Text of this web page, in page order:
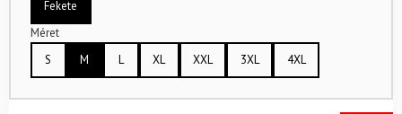
Fekete
Méret
S
M L XL XXL 3XL 4XL